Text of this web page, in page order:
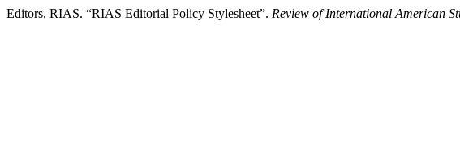
Editors, RIAS. “RIAS Editorial Policy Stylesheet”. Review of International American